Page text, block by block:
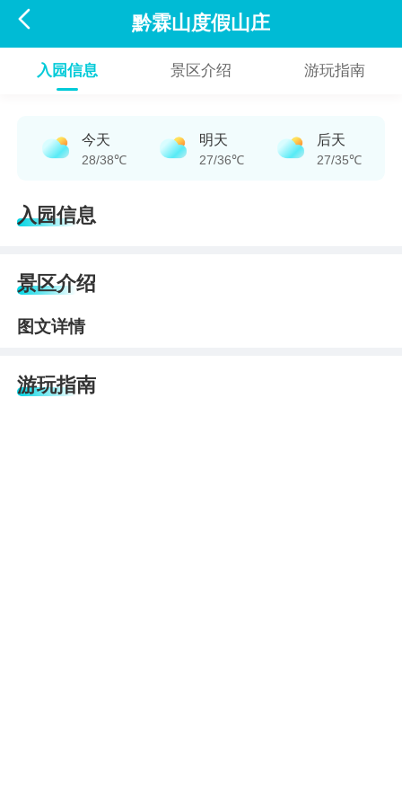
 黔霖山度假山庄
入园信息 景区介绍 游玩指南
今天
28/38℃
明天
27/36℃
后天
27/35℃
入园信息
景区介绍
图文详情
游玩指南